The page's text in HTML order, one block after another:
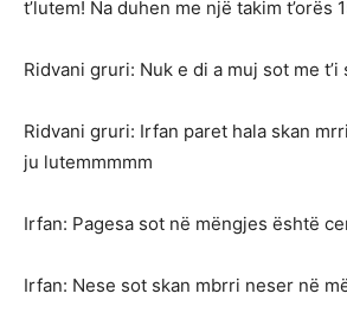
t’lutem! Na duhen me një takim t’orës
Ridvani gruri: Nuk e di a muj sot me t’i
Ridvani gruri: Irfan paret hala skan
ju lutemmmmm
Irfan: Pagesa sot në mëngjes është
Irfan: Nese sot skan mbrri neser në